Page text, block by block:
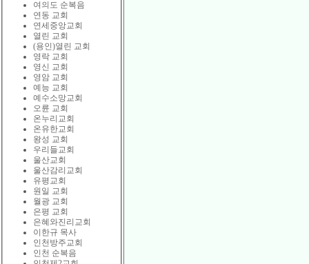
여의도 순복음
연동 교회
연세중앙교회
열린 교회
(용인)열린 교회
영락 교회
영신 교회
영암 교회
예능 교회
예수소망교회
오륜 교회
온누리교회
온유한교회
왕성 교회
우리들교회
울산교회
울산감리교회
유평교회
원일 교회
월광 교회
은평 교회
은혜와진리교회
이한규 목사
인천방주교회
인천 순복음